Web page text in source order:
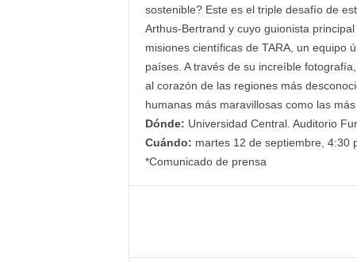
sostenible? Este es el triple desafío de
Arthus-Bertrand y cuyo guionista
misiones científicas de TARA, un equipo
países. A través de su increíble
al corazón de las regiones más
humanas más maravillosas como las
Dónde: Universidad Central. Auditorio
Cuándo: martes 12 de septiembre, 4:30
*Comunicado de prensa